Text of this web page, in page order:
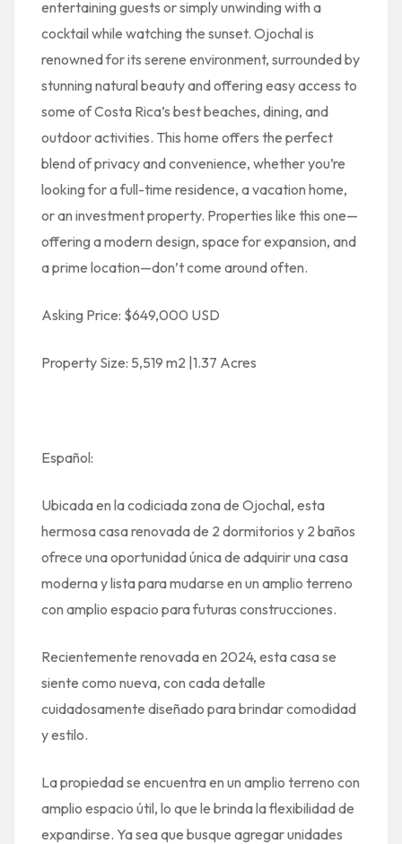
entertaining guests or simply unwinding with a
cocktail while watching the sunset. Ojochal is
renowned for its serene environment, surrounded by
stunning natural beauty and offering easy access to
some of Costa Rica’s best beaches, dining, and
outdoor activities. This home offers the perfect
blend of privacy and convenience, whether you’re
looking for a full-time residence, a vacation home,
or an investment property. Properties like this one—
offering a modern design, space for expansion, and
a prime location—don’t come around often.
Asking Price: $649,000 USD
Property Size: 5,519 m2 |1.37 Acres
Español:
Ubicada en la codiciada zona de Ojochal, esta
hermosa casa renovada de 2 dormitorios y 2 baños
ofrece una oportunidad única de adquirir una casa
moderna y lista para mudarse en un amplio terreno
con amplio espacio para futuras construcciones.
Recientemente renovada en 2024, esta casa se
siente como nueva, con cada detalle
cuidadosamente diseñado para brindar comodidad
y estilo.
La propiedad se encuentra en un amplio terreno con
amplio espacio útil, lo que le brinda la flexibilidad de
expandirse. Ya sea que busque agregar unidades